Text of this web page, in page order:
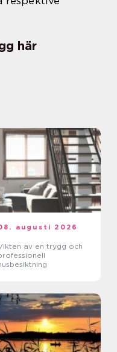
här
augusti 2026
av en trygg och